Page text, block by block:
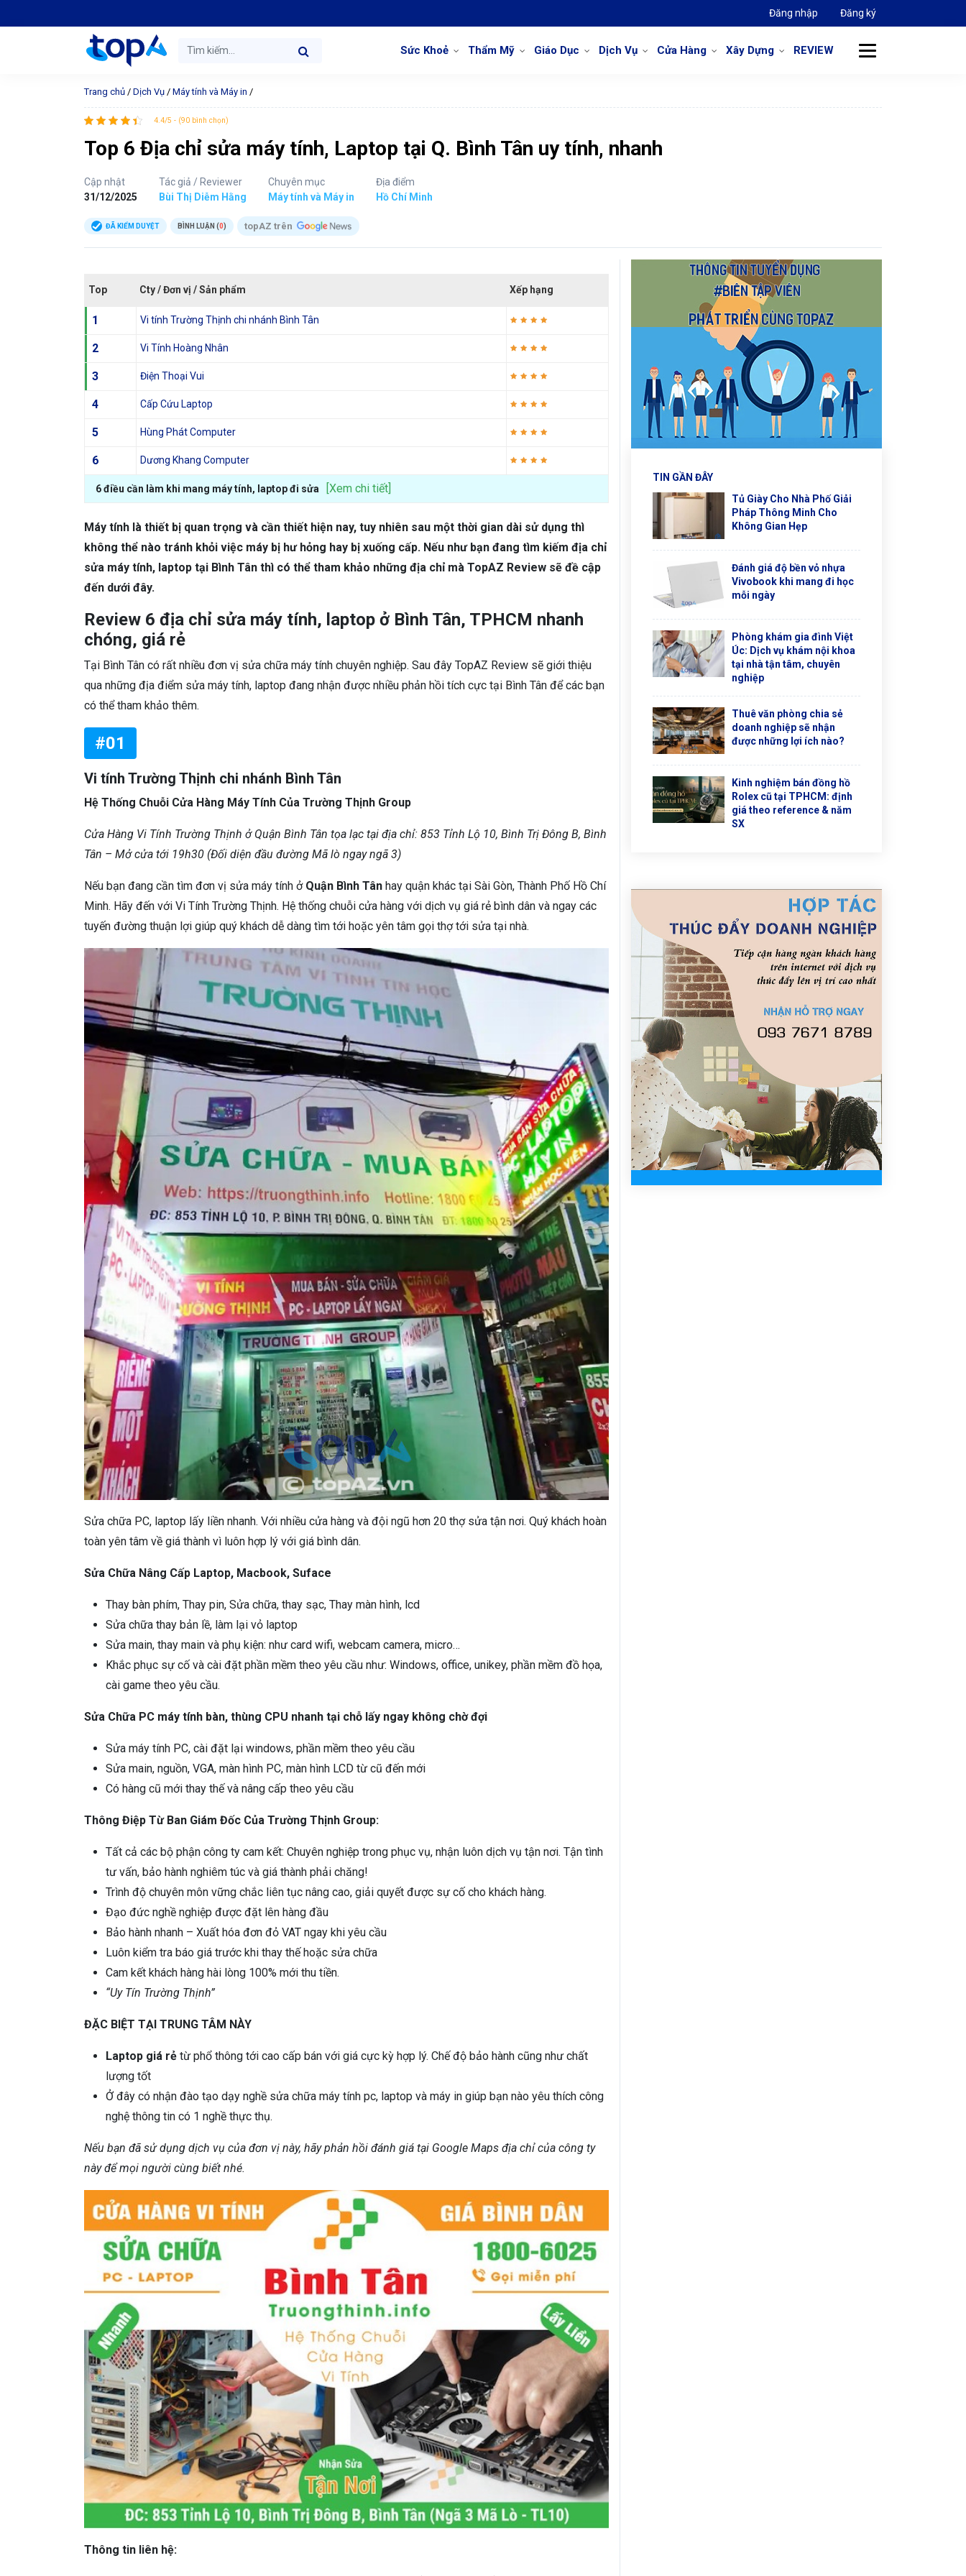
Đăng nhập Đăng ký
Sức Khoẻ Thẩm Mỹ Giáo Dục Dịch Vụ Cửa Hàng Xây Dựng REVIEW
Trang chủ / Dịch Vụ / Máy tính và Máy in /
4.4/5 - (90 bình chọn)
Top 6 Địa chỉ sửa máy tính, Laptop tại Q. Bình Tân uy tính, nhanh
Cập nhật
31/12/2025
Tác giả / Reviewer
Bùi Thị Diễm Hằng
Chuyên mục
Máy tính và Máy in
Địa điểm
Hồ Chí Minh
ĐÃ KIỂM DUYỆT BÌNH LUẬN (0) topAZ trên
Top Cty / Đơn vị / Sản phẩm Xếp hạng
1 Vi tính Trường Thịnh chi nhánh Bình Tân
2 Vi Tính Hoàng Nhân
3 Điện Thoại Vui
4 Cấp Cứu Laptop
5 Hùng Phát Computer
6 Dương Khang Computer
6 điều cần làm khi mang máy tính, laptop đi sửa [Xem chi tiết]
Máy tính là thiết bị quan trọng và cần thiết hiện nay, tuy nhiên sau một thời gian dài sử dụng thì
không thể nào tránh khỏi việc máy bị hư hỏng hay bị xuống cấp. Nếu như bạn đang tìm kiếm địa chỉ
sửa máy tính, laptop tại Bình Tân thì có thể tham khảo những địa chỉ mà TopAZ Review sẽ đề cập
đến dưới đây.
Review 6 địa chỉ sửa máy tính, laptop ở Bình Tân, TPHCM nhanh
chóng, giá rẻ
Tại Bình Tân có rất nhiều đơn vị sửa chữa máy tính chuyên nghiệp. Sau đây TopAZ Review sẽ giới thiệu
qua những địa điểm sửa máy tính, laptop đang nhận được nhiều phản hồi tích cực tại Bình Tân để các bạn
có thể tham khảo thêm.
#01
Vi tính Trường Thịnh chi nhánh Bình Tân
Hệ Thống Chuỗi Cửa Hàng Máy Tính Của Trường Thịnh Group
Cửa Hàng Vi Tính Trường Thịnh ở Quận Bình Tân tọa lạc tại địa chỉ: 853 Tỉnh Lộ 10, Bình Trị Đông B, Bình
Tân – Mở cửa tới 19h30 (Đối diện đầu đường Mã lò ngay ngã 3)
Nếu bạn đang cần tìm đơn vị sửa máy tính ở Quận Bình Tân hay quận khác tại Sài Gòn, Thành Phố Hồ Chí
Minh. Hãy đến với Vi Tính Trường Thịnh. Hệ thống chuỗi cửa hàng với dịch vụ giá rẻ bình dân và ngay các
tuyến đường thuận lợi giúp quý khách dễ dàng tìm tới hoặc yên tâm gọi thợ tới sửa tại nhà.
Sửa chữa PC, laptop lấy liền nhanh. Với nhiều cửa hàng và đội ngũ hơn 20 thợ sửa tận nơi. Quý khách hoàn
toàn yên tâm về giá thành vì luôn hợp lý với giá bình dân.
Sửa Chữa Nâng Cấp Laptop, Macbook, Suface
Thay bàn phím, Thay pin, Sửa chữa, thay sạc, Thay màn hình, lcd
Sửa chữa thay bản lề, làm lại vỏ laptop
Sửa main, thay main và phụ kiện: như card wifi, webcam camera, micro…
Khắc phục sự cố và cài đặt phần mềm theo yêu cầu như: Windows, office, unikey, phần mềm đồ họa,
cài game theo yêu cầu.
Sửa Chữa PC máy tính bàn, thùng CPU nhanh tại chỗ lấy ngay không chờ đợi
Sửa máy tính PC, cài đặt lại windows, phần mềm theo yêu cầu
Sửa main, nguồn, VGA, màn hình PC, màn hình LCD từ cũ đến mới
Có hàng cũ mới thay thế và nâng cấp theo yêu cầu
Thông Điệp Từ Ban Giám Đốc Của Trường Thịnh Group:
Tất cả các bộ phận công ty cam kết: Chuyên nghiệp trong phục vụ, nhận luôn dịch vụ tận nơi. Tận tình
tư vấn, bảo hành nghiêm túc và giá thành phải chăng!
Trình độ chuyên môn vững chắc liên tục nâng cao, giải quyết được sự cố cho khách hàng.
Đạo đức nghề nghiệp được đặt lên hàng đầu
Bảo hành nhanh – Xuất hóa đơn đỏ VAT ngay khi yêu cầu
Luôn kiểm tra báo giá trước khi thay thế hoặc sửa chữa
Cam kết khách hàng hài lòng 100% mới thu tiền.
“Uy Tín Trường Thịnh”
ĐẶC BIỆT TẠI TRUNG TÂM NÀY
Laptop giá rẻ từ phổ thông tới cao cấp bán với giá cực kỳ hợp lý. Chế độ bảo hành cũng như chất
lượng tốt
Ở đây có nhận đào tạo dạy nghề sửa chữa máy tính pc, laptop và máy in giúp bạn nào yêu thích công
nghệ thông tin có 1 nghề thực thụ.
Nếu bạn đã sử dụng dịch vụ của đơn vị này, hãy phản hồi đánh giá tại Google Maps địa chỉ của công ty
này để mọi người cùng biết nhé.
Thông tin liên hệ:
TIN GẦN ĐÂY
Tủ Giày Cho Nhà Phố Giải
Pháp Thông Minh Cho
Không Gian Hẹp
Đánh giá độ bền vỏ nhựa
Vivobook khi mang đi học
mỗi ngày
Phòng khám gia đình Việt
Úc: Dịch vụ khám nội khoa
tại nhà tận tâm, chuyên
nghiệp
Thuê văn phòng chia sẻ
doanh nghiệp sẽ nhận
được những lợi ích nào?
Kinh nghiệm bán đồng hồ
Rolex cũ tại TPHCM: định
giá theo reference & năm
SX